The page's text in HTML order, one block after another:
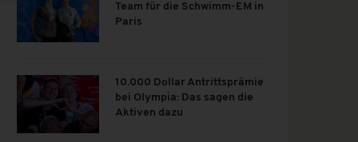
Team für die Schwimm-EM in
Paris
10.000 Dollar Antrittsprämie
bei Olympia: Das sagen die
Aktiven dazu